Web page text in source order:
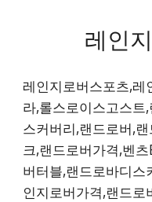
레인
레인지로버스포츠,레
라,롤스로이스고스트
스커버리,랜드로버,
크,랜드로버가격,벤
버터블,랜드로바디스
인지로버가격,랜드